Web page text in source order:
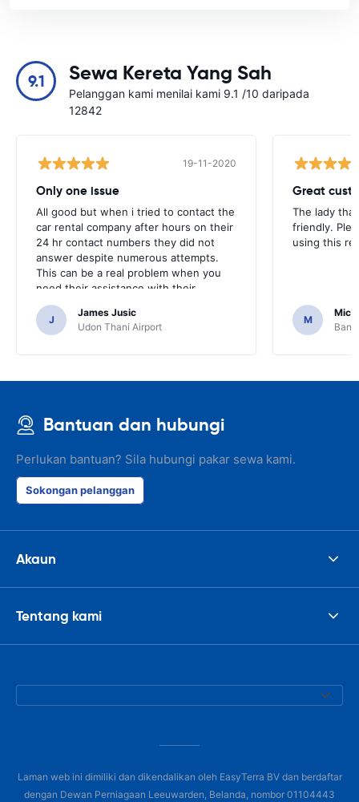
9.1 Sewa Kereta Yang Sah
Pelanggan kami menilai kami 9.1 /10 daripada
12842
19-11-2020
Only one issue
All good but when i tried to contact the
car rental company after hours on their
24 hr contact numbers they did not
answer despite numerous attempts.
This can be a real problem when you
need their assistance with their
services or car.
J
James Jusic
Udon Thani Airport
Great
The lady
friendly.
using this
M
Bantuan dan hubungi
Perlukan bantuan? Sila hubungi pakar sewa kami.
Sokongan pelanggan
Akaun
Tentang kami
Laman web ini dimiliki dan dikendalikan oleh EasyTerra BV dan berdaftar
dengan Dewan Perniagaan Leeuwarden, Belanda, nombor 01104443